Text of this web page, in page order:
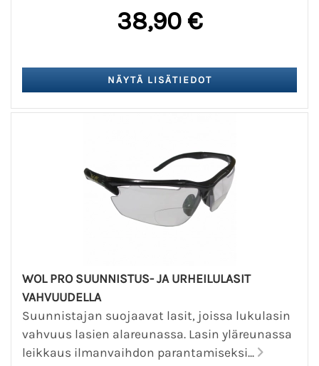
38,90 €
WOL PRO SUUNNISTUS- JA URHEILULASIT
VAHVUUDELLA
Suunnistajan suojaavat lasit, joissa lukulasin
vahvuus lasien alareunassa. Lasin yläreunassa
leikkaus ilmanvaihdon parantamiseksi...